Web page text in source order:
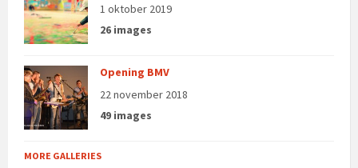
1 oktober 2019
26 images
Opening BMV
22 november 2018
49 images
MORE GALLERIES